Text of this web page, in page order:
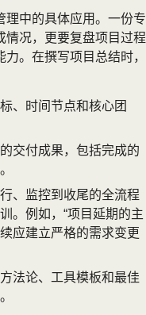
理中的具体应用。一份专
情况，更要复盘项目过程
。在撰写项目总结时，
、时间节点和核心团
交付成果，包括完成的
、监控到收尾的全流程
。例如，“项目延期的主
应建立严格的需求变更
法论、工具模板和最佳